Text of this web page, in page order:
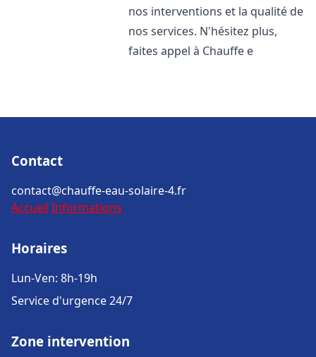
nos interventions et la qualité de
nos services. N'hésitez plus,
faites appel à Chauffe e
Contact
contact@chauffe-eau-solaire-4.fr
Accueil Informations
Horaires
Lun-Ven: 8h-19h
Service d'urgence 24/7
Zone intervention